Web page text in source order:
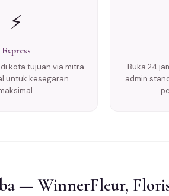
⚡
Express
kota tujuan via mitra
untuk kesegaran
Buka 24
admin
— WinnerFleur,